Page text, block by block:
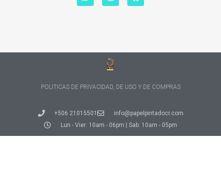
POLITICAS DE PRIVACIDAD, DE USO Y DE COMPRAS
+506 21015501
info@papelpintadocr.com
Lun - Vier: 10am - 06pm | Sab: 10am - 05pm